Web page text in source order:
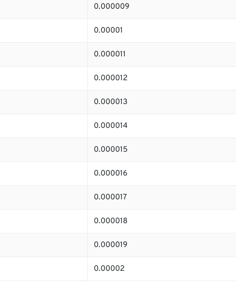
0.000009
0.00001
0.000011
0.000012
0.000013
0.000014
0.000015
0.000016
0.000017
0.000018
0.000019
0.00002